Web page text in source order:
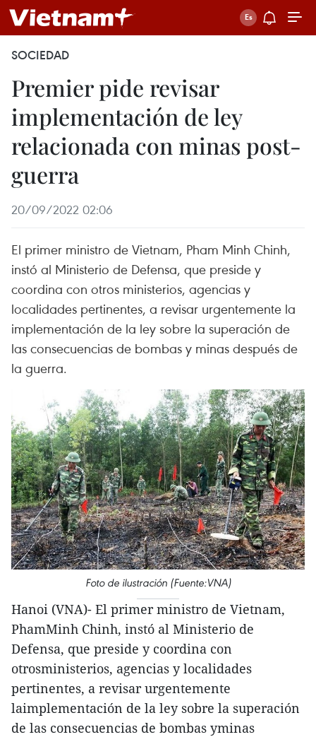
SOCIEDAD
Premier pide revisar
implementación de ley
relacionada con minas post-
guerra
20/09/2022 02:06
El primer ministro de Vietnam, Pham Minh Chinh,
instó al Ministerio de Defensa, que preside y
coordina con otros ministerios, agencias y
localidades pertinentes, a revisar urgentemente la
implementación de la ley sobre la superación de
las consecuencias de bombas y minas después de
la guerra.
Foto de ilustración (Fuente:VNA)
Hanoi (VNA)- El primer ministro de Vietnam,
PhamMinh Chinh, instó al Ministerio de
Defensa, que preside y coordina con
otrosministerios, agencias y localidades
pertinentes, a revisar urgentemente
laimplementación de la ley sobre la superación
de las consecuencias de bombas yminas